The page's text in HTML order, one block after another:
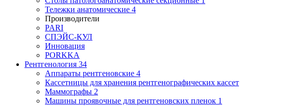
Тележки анатомические 4
Производители
PARI
СПЭЙС-КУЛ
Инновация
PORKKA
Рентгенология 34
Аппараты рентгеновские 4
Кассетницы для хранения рентгенографических кассет
Маммографы 2
Машины проявочные для рентгеновских пленок 1